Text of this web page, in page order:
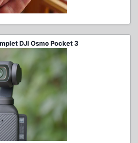
DJI Osmo Pocket 3